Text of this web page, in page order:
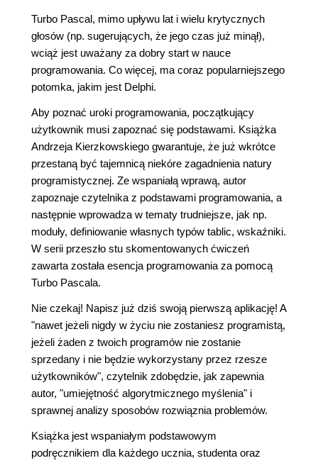
Turbo Pascal, mimo upływu lat i wielu krytycznych
głosów (np. sugerujących, że jego czas już minął),
wciąż jest uważany za dobry start w nauce
programowania. Co więcej, ma coraz popularniejszego
potomka, jakim jest Delphi.
Aby poznać uroki programowania, początkujący
użytkownik musi zapoznać się podstawami. Książka
Andrzeja Kierzkowskiego gwarantuje, że już wkrótce
przestaną być tajemnicą niekóre zagadnienia natury
programistycznej. Ze wspaniałą wprawą, autor
zapoznaje czytelnika z podstawami programowania, a
następnie wprowadza w tematy trudniejsze, jak np.
moduły, definiowanie własnych typów tablic, wskaźniki.
W serii przeszło stu skomentowanych ćwiczeń
zawarta została esencja programowania za pomocą
Turbo Pascala.
Nie czekaj! Napisz już dziś swoją pierwszą aplikację! A
"nawet jeżeli nigdy w życiu nie zostaniesz programistą,
jeżeli żaden z twoich programów nie zostanie
sprzedany i nie będzie wykorzystany przez rzesze
użytkowników", czytelnik zdobędzie, jak zapewnia
autor, "umiejętność algorytmicznego myślenia" i
sprawnej analizy sposobów rozwiąznia problemów.
Książka jest wspaniałym podstawowym
podręcznikiem dla każdego ucznia, studenta oraz